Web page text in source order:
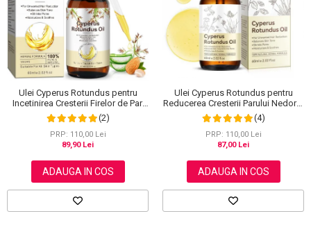
Scrub / Balsam de buze
Netestate pe Animale
Ulei Cyperus Rotundus pentru
Incetinirea Cresterii Firelor de Par,
Formula 100% Naturala, NOVA
KISS®, 60 ml
(2)
PRP: 110,00 Lei
89,90 Lei
ADAUGA IN COS
Ulei Cyperus Rotundus pentru
Reducerea Cresterii Parului Nedorit,
100% Formula Naturala, NOVA
KISS®, 60 ml
(4)
PRP: 110,00 Lei
87,00 Lei
ADAUGA IN COS